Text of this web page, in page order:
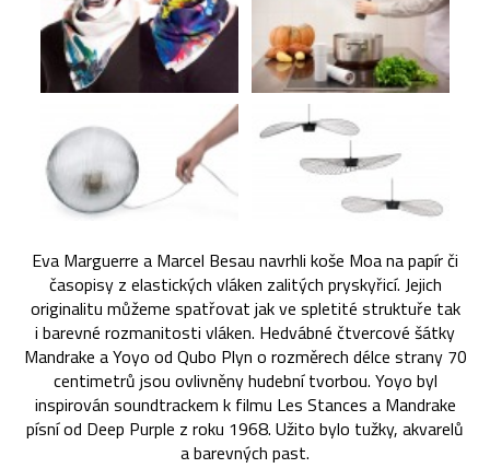
Eva Marguerre a Marcel Besau navrhli koše Moa na papír či
časopisy z elastických vláken zalitých pryskyřicí. Jejich
originalitu můžeme spatřovat jak ve spletité struktuře tak
i barevné rozmanitosti vláken. Hedvábné čtvercové šátky
Mandrake a Yoyo od Qubo Plyn o rozměrech délce strany 70
centimetrů jsou ovlivněny hudební tvorbou. Yoyo byl
inspirován soundtrackem k filmu Les Stances a Mandrake
písní od Deep Purple z roku 1968. Užito bylo tužky, akvarelů
a barevných past.